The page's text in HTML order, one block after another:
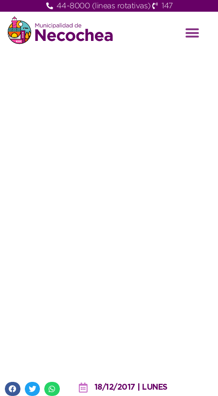
44-8000 (lineas rotativas) 147
18/12/2017 | LUNES